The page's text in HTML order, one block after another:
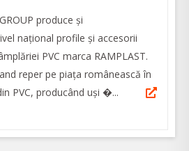
produce și
naţional profile și accesorii
PVC marca RAMPLAST.
reper pe piața românească în
PVC, producând uși �...